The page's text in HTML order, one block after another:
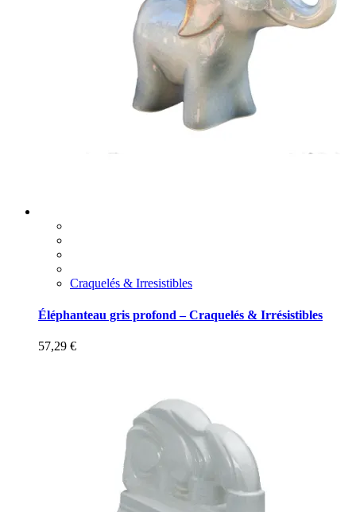
Craquelés & Irresistibles
Éléphanteau gris profond – Craquelés & Irrésistibles
57,29 €